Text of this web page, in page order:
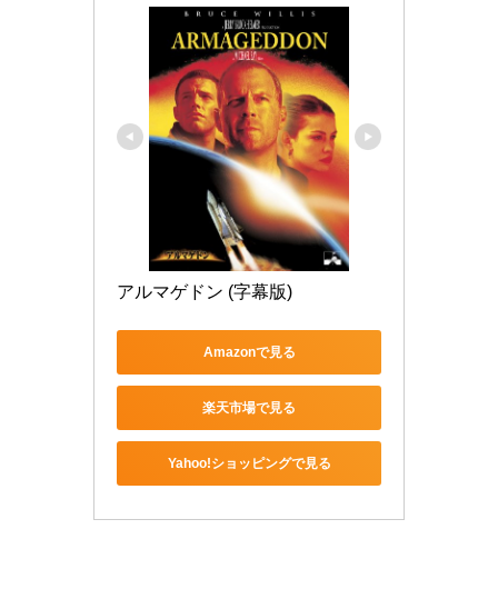
アルマゲドン (字幕版)
Amazonで見る
楽天市場で見る
Yahoo!ショッピングで見る